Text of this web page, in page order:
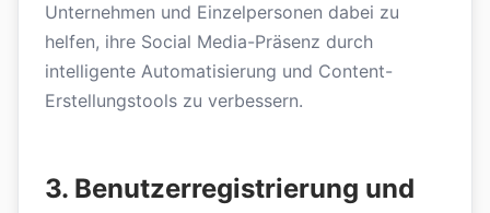
Unternehmen und Einzelpersonen dabei zu
helfen, ihre Social Media-Präsenz durch
intelligente Automatisierung und Content-
Erstellungstools zu verbessern.
3. Benutzerregistrierung und